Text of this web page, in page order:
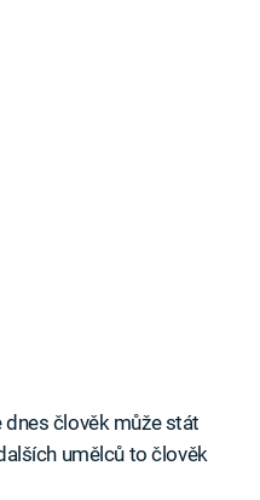
dnes člověk může stát
umělců to člověk